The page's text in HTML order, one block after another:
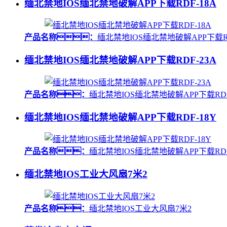
缅北禁地IOS缅北禁地破解APP下载RDF-18A
产品名称： 缅北禁地IOS缅北禁地破解APP下载
缅北禁地IOS缅北禁地破解APP下载RDF-23A
产品名称： 缅北禁地IOS缅北禁地破解APP下载
缅北禁地IOS缅北禁地破解APP下载RDF-18Y
产品名称： 缅北禁地IOS缅北禁地破解APP下载
缅北禁地IOS工业大风扇7米2
产品名称： 缅北禁地IOS工业大风扇7米2